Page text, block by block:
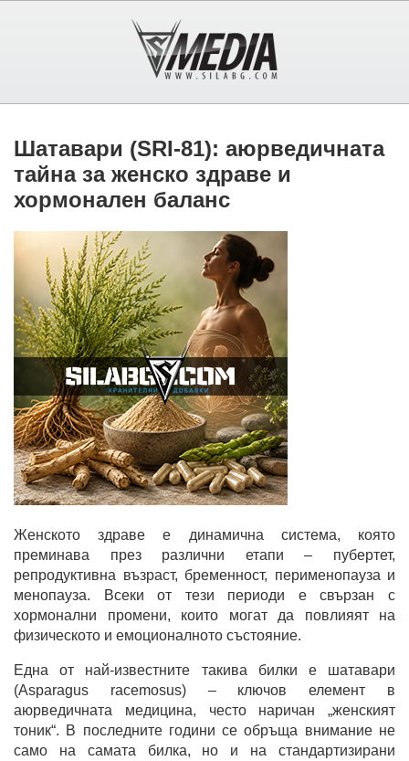
Шатавари (SRI-81): аюрведичната
тайна за женско здраве и
хормонален баланс
Женското здраве е динамична система, която
преминава през различни етапи – пубертет,
репродуктивна възраст, бременност, перименопауза и
менопауза. Всеки от тези периоди е свързан с
хормонални промени, които могат да повлияят на
физическото и емоционалното състояние.
Една от най-известните такива билки е шатавари
(Asparagus racemosus) – ключов елемент в
аюрведичната медицина, често наричан „женският
тоник“. В последните години се обръща внимание не
само на самата билка, но и на стандартизирани